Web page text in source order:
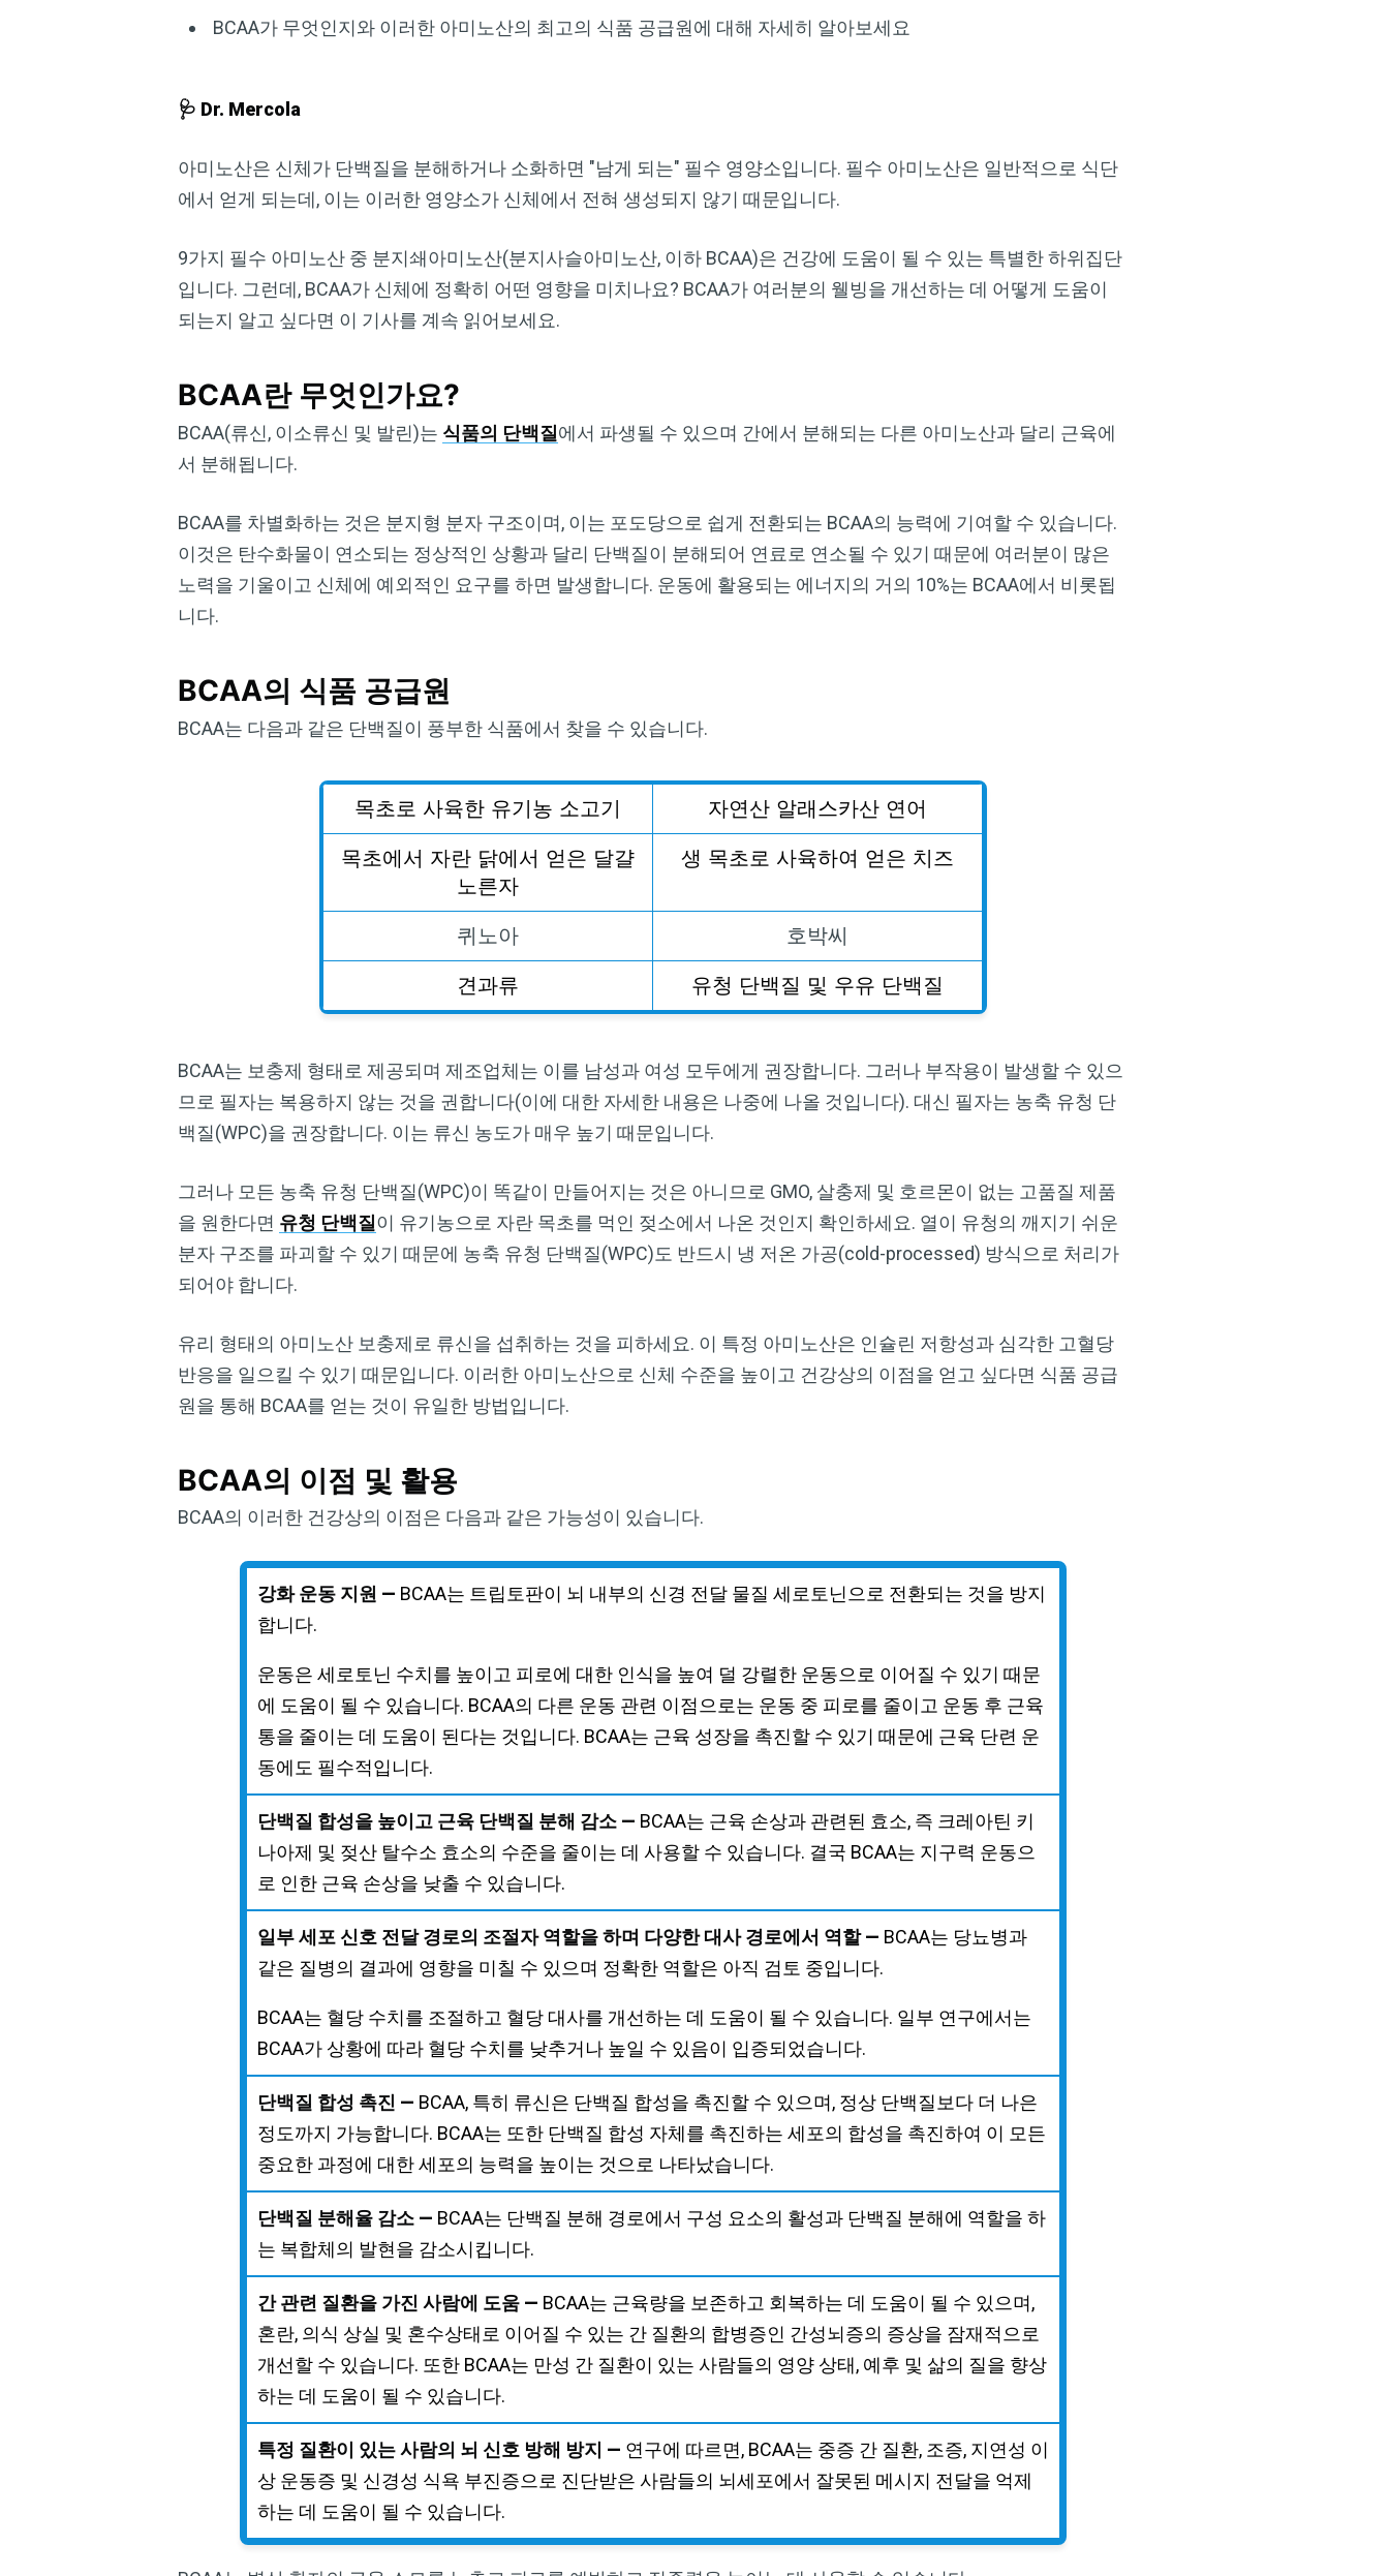
BCAA가 무엇인지와 이러한 아미노산의 최고의 식품 공급원에 대해 자세히 알아보세요
🩺 Dr. Mercola
아미노산은 신체가 단백질을 분해하거나 소화하면 "남게 되는" 필수 영양소입니다. 필수 아미노산은 일반적으로 식단
에서 얻게 되는데, 이는 이러한 영양소가 신체에서 전혀 생성되지 않기 때문입니다.
9가지 필수 아미노산 중 분지쇄아미노산(분지사슬아미노산, 이하 BCAA)은 건강에 도움이 될 수 있는 특별한 하위집단
입니다. 그런데, BCAA가 신체에 정확히 어떤 영향을 미치나요? BCAA가 여러분의 웰빙을 개선하는 데 어떻게 도움이
되는지 알고 싶다면 이 기사를 계속 읽어보세요.
BCAA란 무엇인가요?
BCAA(류신, 이소류신 및 발린)는 식품의 단백질 에서 파생될 수 있으며 간에서 분해되는 다른 아미노산과 달리 근육에
서 분해됩니다.
BCAA를 차별화하는 것은 분지형 분자 구조이며, 이는 포도당으로 쉽게 전환되는 BCAA의 능력에 기여할 수 있습니다.
이것은 탄수화물이 연소되는 정상적인 상황과 달리 단백질이 분해되어 연료로 연소될 수 있기 때문에 여러분이 많은
노력을 기울이고 신체에 예외적인 요구를 하면 발생합니다. 운동에 활용되는 에너지의 거의 10%는 BCAA에서 비롯됩
니다.
BCAA의 식품 공급원
BCAA는 다음과 같은 단백질이 풍부한 식품에서 찾을 수 있습니다.
목초로 사육한 유기농 소고기 자연산 알래스카산 연어
목초에서 자란 닭에서 얻은 달걀
노른자
생 목초로 사육하여 얻은 치즈
퀴노아 호박씨
견과류 유청 단백질 및 우유 단백질
BCAA는 보충제 형태로 제공되며 제조업체는 이를 남성과 여성 모두에게 권장합니다. 그러나 부작용이 발생할 수 있으
므로 필자는 복용하지 않는 것을 권합니다(이에 대한 자세한 내용은 나중에 나올 것입니다). 대신 필자는 농축 유청 단
백질(WPC)을 권장합니다. 이는 류신 농도가 매우 높기 때문입니다.
그러나 모든 농축 유청 단백질(WPC)이 똑같이 만들어지는 것은 아니므로 GMO, 살충제 및 호르몬이 없는 고품질 제품
을 원한다면 유청 단백질이 유기농으로 자란 목초를 먹인 젖소에서 나온 것인지 확인하세요. 열이 유청의 깨지기 쉬운
분자 구조를 파괴할 수 있기 때문에 농축 유청 단백질(WPC)도 반드시 냉 저온 가공(cold-processed) 방식으로 처리가
되어야 합니다.
유리 형태의 아미노산 보충제로 류신을 섭취하는 것을 피하세요. 이 특정 아미노산은 인슐린 저항성과 심각한 고혈당
반응을 일으킬 수 있기 때문입니다. 이러한 아미노산으로 신체 수준을 높이고 건강상의 이점을 얻고 싶다면 식품 공급
원을 통해 BCAA를 얻는 것이 유일한 방법입니다.
BCAA의 이점 및 활용
BCAA의 이러한 건강상의 이점은 다음과 같은 가능성이 있습니다.
강화 운동 지원 — BCAA는 트립토판이 뇌 내부의 신경 전달 물질 세로토닌으로 전환되는 것을 방지
합니다.
운동은 세로토닌 수치를 높이고 피로에 대한 인식을 높여 덜 강렬한 운동으로 이어질 수 있기 때문
에 도움이 될 수 있습니다. BCAA의 다른 운동 관련 이점으로는 운동 중 피로를 줄이고 운동 후 근육
통을 줄이는 데 도움이 된다는 것입니다. BCAA는 근육 성장을 촉진할 수 있기 때문에 근육 단련 운
동에도 필수적입니다.
단백질 합성을 높이고 근육 단백질 분해 감소 — BCAA는 근육 손상과 관련된 효소, 즉 크레아틴 키
나아제 및 젖산 탈수소 효소의 수준을 줄이는 데 사용할 수 있습니다. 결국 BCAA는 지구력 운동으
로 인한 근육 손상을 낮출 수 있습니다.
일부 세포 신호 전달 경로의 조절자 역할을 하며 다양한 대사 경로에서 역할 — BCAA는 당뇨병과
같은 질병의 결과에 영향을 미칠 수 있으며 정확한 역할은 아직 검토 중입니다.
BCAA는 혈당 수치를 조절하고 혈당 대사를 개선하는 데 도움이 될 수 있습니다. 일부 연구에서는
BCAA가 상황에 따라 혈당 수치를 낮추거나 높일 수 있음이 입증되었습니다.
단백질 합성 촉진 — BCAA, 특히 류신은 단백질 합성을 촉진할 수 있으며, 정상 단백질보다 더 나은
정도까지 가능합니다. BCAA는 또한 단백질 합성 자체를 촉진하는 세포의 합성을 촉진하여 이 모든
중요한 과정에 대한 세포의 능력을 높이는 것으로 나타났습니다.
단백질 분해율 감소 — BCAA는 단백질 분해 경로에서 구성 요소의 활성과 단백질 분해에 역할을 하
는 복합체의 발현을 감소시킵니다.
간 관련 질환을 가진 사람에 도움 — BCAA는 근육량을 보존하고 회복하는 데 도움이 될 수 있으며,
혼란, 의식 상실 및 혼수상태로 이어질 수 있는 간 질환의 합병증인 간성뇌증의 증상을 잠재적으로
개선할 수 있습니다. 또한 BCAA는 만성 간 질환이 있는 사람들의 영양 상태, 예후 및 삶의 질을 향상
하는 데 도움이 될 수 있습니다.
특정 질환이 있는 사람의 뇌 신호 방해 방지 — 연구에 따르면, BCAA는 중증 간 질환, 조증, 지연성 이
상 운동증 및 신경성 식욕 부진증으로 진단받은 사람들의 뇌세포에서 잘못된 메시지 전달을 억제
하는 데 도움이 될 수 있습니다.
×
Dr. Mercola의 자연 건강 뉴스레터를 무
료로 구독하세요